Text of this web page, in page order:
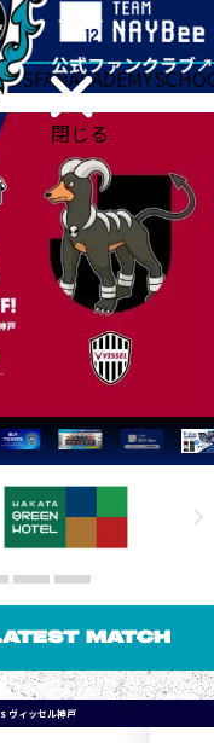
閉じる
FANACADEMY
MATCH
ヴィッセル神戸